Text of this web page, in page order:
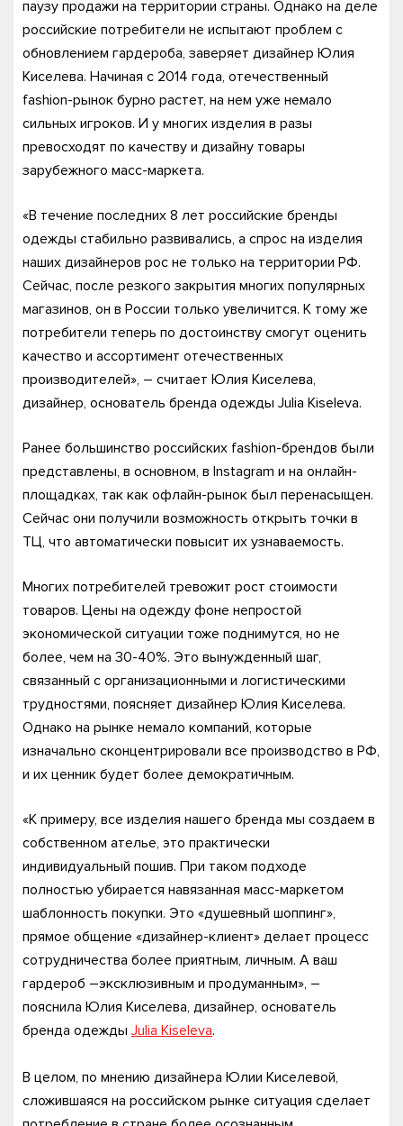
паузу продажи на территории страны. Однако на деле
российские потребители не испытают проблем с
обновлением гардероба, заверяет дизайнер Юлия
Киселева. Начиная с 2014 года, отечественный
fashion-рынок бурно растет, на нем уже немало
сильных игроков. И у многих изделия в разы
превосходят по качеству и дизайну товары
зарубежного масс-маркета.
«В течение последних 8 лет российские бренды
одежды стабильно развивались, а спрос на изделия
наших дизайнеров рос не только на территории РФ.
Сейчас, после резкого закрытия многих популярных
магазинов, он в России только увеличится. К тому же
потребители теперь по достоинству смогут оценить
качество и ассортимент отечественных
производителей», – считает Юлия Киселева,
дизайнер, основатель бренда одежды Julia Kiseleva.
Ранее большинство российских fashion-брендов были
представлены, в основном, в Instagram и на онлайн-
площадках, так как офлайн-рынок был перенасыщен.
Сейчас они получили возможность открыть точки в
ТЦ, что автоматически повысит их узнаваемость.
Многих потребителей тревожит рост стоимости
товаров. Цены на одежду фоне непростой
экономической ситуации тоже поднимутся, но не
более, чем на 30-40%. Это вынужденный шаг,
связанный с организационными и логистическими
трудностями, поясняет дизайнер Юлия Киселева.
Однако на рынке немало компаний, которые
изначально сконцентрировали все производство в РФ,
и их ценник будет более демократичным.
«К примеру, все изделия нашего бренда мы создаем в
собственном ателье, это практически
индивидуальный пошив. При таком подходе
полностью убирается навязанная масс-маркетом
шаблонность покупки. Это «душевный шоппинг»,
прямое общение «дизайнер-клиент» делает процесс
сотрудничества более приятным, личным. А ваш
гардероб –эксклюзивным и продуманным», –
пояснила Юлия Киселева, дизайнер, основатель
бренда одежды Julia Kiseleva.
В целом, по мнению дизайнера Юлии Киселевой,
сложившаяся на российском рынке ситуация сделает